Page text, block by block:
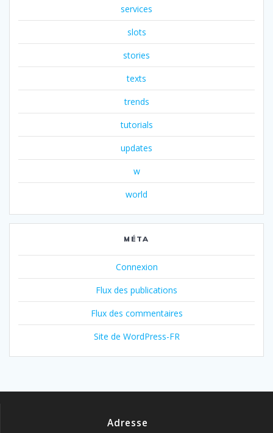
services
slots
stories
texts
trends
tutorials
updates
w
world
MÉTA
Connexion
Flux des publications
Flux des commentaires
Site de WordPress-FR
Adresse